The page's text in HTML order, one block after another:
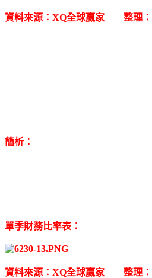
資料來源：XQ全球贏家 整理：
簡析：
單季財務比率表：
資料來源：XQ全球贏家 整理：